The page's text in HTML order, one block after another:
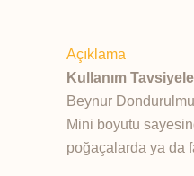
Açıklama
Kullanım
Beynur
Mini boyutu
poğaçalarda ya da